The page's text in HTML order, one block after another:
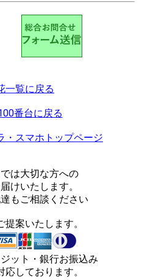
一覧に戻る
番台に戻る
・スマホトップページ
は大切な方への
けいたします。
もご相談ください
案いたします。
ット・銀行お振込み
しております。